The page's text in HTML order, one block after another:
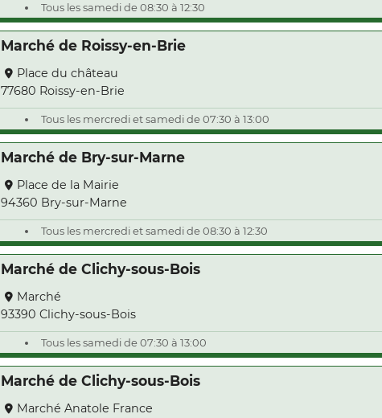
Tous les samedi de 08:30 à 12:30
Marché de Roissy-en-Brie
Place du château
77680 Roissy-en-Brie
Tous les mercredi et samedi de 07:30 à 13:00
Marché de Bry-sur-Marne
Place de la Mairie
94360 Bry-sur-Marne
Tous les mercredi et samedi de 08:30 à 12:30
Marché de Clichy-sous-Bois
Marché
93390 Clichy-sous-Bois
Tous les samedi de 07:30 à 13:00
Marché de Clichy-sous-Bois
Marché Anatole France